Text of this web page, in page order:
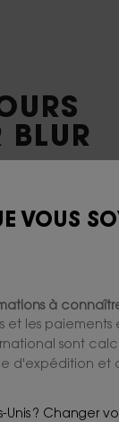
BLUR
VOUS
à
et les paiements
sont
d'expédition et
Unis ? Changer